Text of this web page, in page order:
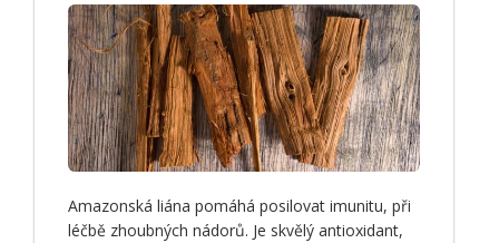
Amazonská liána pomáhá posilovat imunitu, při
léčbě zhoubných nádorů. Je skvělý antioxidant,